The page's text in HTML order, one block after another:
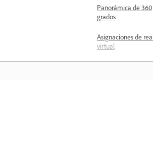
Panorámica de 360
grados
Asignaciones de
virtual